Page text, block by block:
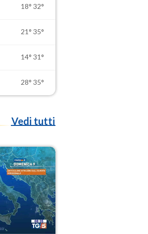
18° 32°
21° 35°
14° 31°
28° 35°
Vedi tutti